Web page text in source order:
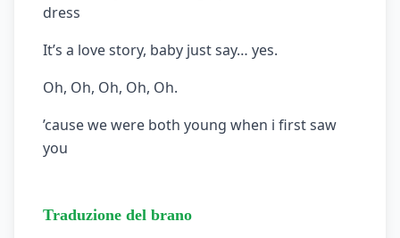
dress
It’s a love story, baby just say… yes.
Oh, Oh, Oh, Oh, Oh.
’cause we were both young when i first saw
you
Traduzione del brano